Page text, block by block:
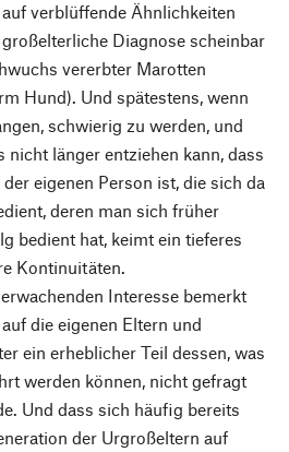
verblüffende Ähnlichkeiten
großelterliche Diagnose scheinbar
vererbter Marotten
Hund). Und spätestens, wenn
schwierig zu werden, und
nicht länger entziehen kann, dass
eigenen Person ist, die sich da
deren man sich früher
bedient hat, keimt ein tieferes
Kontinuitäten.
Interesse bemerkt
die eigenen Eltern und
ein erheblicher Teil dessen, was
werden können, nicht gefragt
Und dass sich häufig bereits
der Urgroßeltern auf